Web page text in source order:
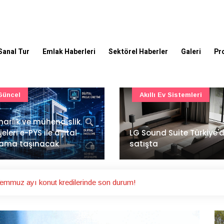
Tur Emlak Haberleri Sektörel Haberler Galeri
Suite Türkiye'de
Ev Sistemleri
İstanbul Havalimanı'nın
ana pistinde sona doğru
Ulaşım
ayı konut kredilerinde son durum!